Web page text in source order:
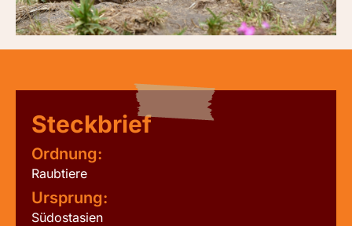
Steckbrief
Ordnung:
Raubtiere
Ursprung:
Südostasien